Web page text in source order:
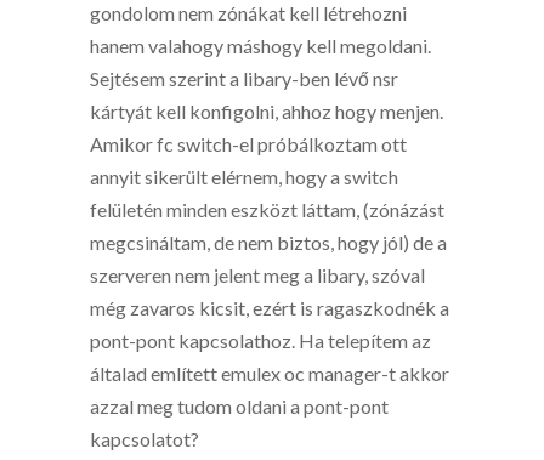
gondolom nem zónákat kell létrehozni
hanem valahogy máshogy kell megoldani.
Sejtésem szerint a libary-ben lévő nsr
kártyát kell konfigolni, ahhoz hogy menjen.
Amikor fc switch-el próbálkoztam ott
annyit sikerült elérnem, hogy a switch
felületén minden eszközt láttam, (zónázást
megcsináltam, de nem biztos, hogy jól) de a
szerveren nem jelent meg a libary, szóval
még zavaros kicsit, ezért is ragaszkodnék a
pont-pont kapcsolathoz. Ha telepítem az
általad említettemulex oc manager-t akkor
azzal meg tudom oldani a pont-pont
kapcsolatot?